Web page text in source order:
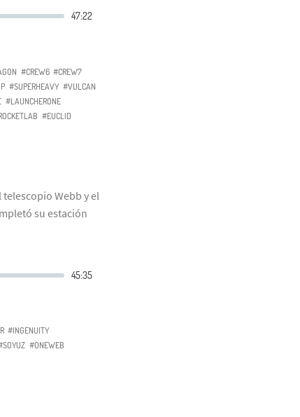
#CREW6 #CREW7
#SUPERHEAVY #VULCAN
#LAUNCHERONE
#EUCLID
Webb y el
su estación
#INGENUITY
#ONEWEB